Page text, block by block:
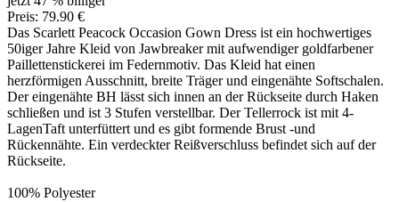
Preis: 79.90 €
Das Scarlett Peacock Occasion Gown Dress ist ein hochwertiges
50iger Jahre Kleid von Jawbreaker mit aufwendiger goldfarbener
Paillettenstickerei im Federnmotiv. Das Kleid hat einen
herzförmigen Ausschnitt, breite Träger und eingenähte Softschalen.
Der eingenähte BH lässt sich innen an der Rückseite durch Haken
schließen und ist 3 Stufen verstellbar. Der Tellerrock ist mit 4-
LagenTaft unterfüttert und es gibt formende Brust -und
Rückennähte. Ein verdeckter Reißverschluss befindet sich auf der
Rückseite.
100% Polyester